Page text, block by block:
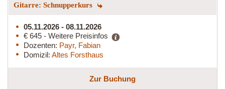
Gitarre: Schnupperkurs
05.11.2026 - 08.11.2026
€ 645 - Weitere Preisinfos
Dozenten: Payr, Fabian
Domizil: Altes Forsthaus
Zur Buchung